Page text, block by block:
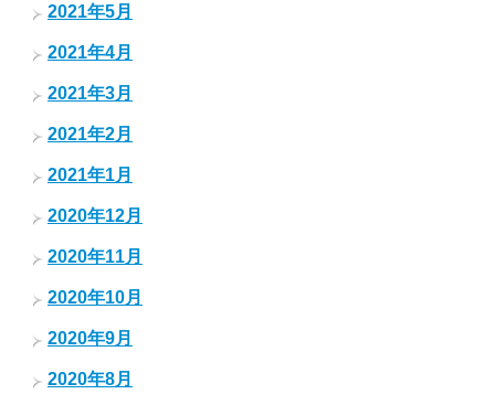
2021年5月
2021年4月
2021年3月
2021年2月
2021年1月
2020年12月
2020年11月
2020年10月
2020年9月
2020年8月